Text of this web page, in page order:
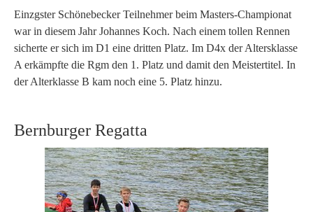
Einzgster Schönebecker Teilnehmer beim Masters-Championat
war in diesem Jahr Johannes Koch. Nach einem tollen Rennen
sicherte er sich im D1 eine dritten Platz. Im D4x der Altersklasse
A erkämpfte die Rgm den 1. Platz und damit den Meistertitel. In
der Alterklasse B kam noch eine 5. Platz hinzu.
Bernburger Regatta